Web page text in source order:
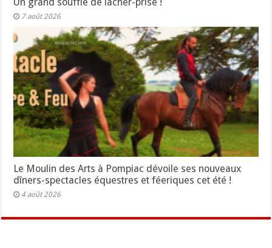
7 août 2026
Le Moulin des Arts à Pompiac dévoile ses nouveaux
dîners-spectacles équestres et féeriques cet été !
4 août 2026